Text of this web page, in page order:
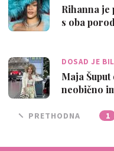
Rihanna
s oba
DOSAD JE
Maja
neobično
PRETHODNA 1